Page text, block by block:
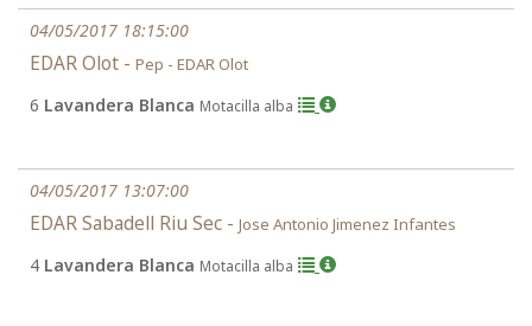
04/05/2017 18:15:00
EDAR Olot - Pep - EDAR Olot
6 Lavandera Blanca Motacilla alba
04/05/2017 13:07:00
EDAR Sabadell Riu Sec - Jose Antonio Jimenez Infantes
4 Lavandera Blanca Motacilla alba